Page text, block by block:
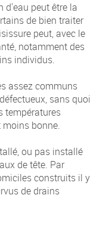
d'eau peut être la
de bien traiter
peut, avec le
notamment des
individus.
assez communs
défectueux, sans quoi
températures
bonne.
ou pas installé
de tête. Par
construits il y
de drains